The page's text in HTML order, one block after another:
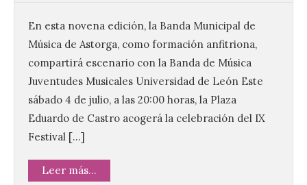
En esta novena edición, la Banda Municipal de
Música de Astorga, como formación anfitriona,
compartirá escenario con la Banda de Música
Juventudes Musicales Universidad de León Este
sábado 4 de julio, a las 20:00 horas, la Plaza
Eduardo de Castro acogerá la celebración del IX
Festival […]
Leer más...
8 Ago 2026
Este certamen,
promovido por el Instituto
Universitario de Música
Sacra de la Universidad
Pontificia de Salamanca
(UPSA), premiará composiciones
inéditas, destinadas a coro, con un
podrán presentarse hasta el 30 de
noviembre. La Universidad, a […]